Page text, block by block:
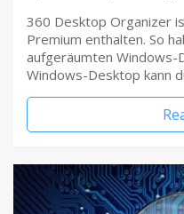
360 Desktop Organizer
Premium enthalten. So
aufgeräumten Windows-
Windows-Desktop kann